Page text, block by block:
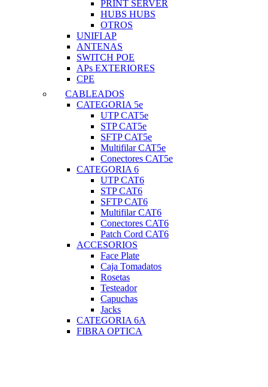
PRINT SERVER
HUBS HUBS
OTROS
UNIFI AP
ANTENAS
SWITCH POE
APs EXTERIORES
CPE
CABLEADOS
CATEGORIA 5e
UTP CAT5e
STP CAT5e
SFTP CAT5e
Multifilar CAT5e
Conectores CAT5e
CATEGORIA 6
UTP CAT6
STP CAT6
SFTP CAT6
Multifilar CAT6
Conectores CAT6
Patch Cord CAT6
ACCESORIOS
Face Plate
Caja Tomadatos
Rosetas
Testeador
Capuchas
Jacks
CATEGORIA 6A
FIBRA OPTICA